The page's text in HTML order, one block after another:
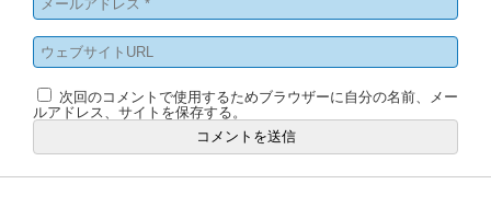
次回のコメントで使用するためブラウザーに自分の名前、メー
ルアドレス、サイトを保存する。